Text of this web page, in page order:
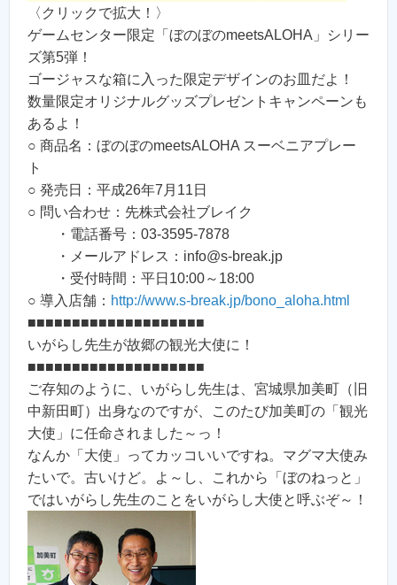
〈クリックで拡大！〉
ゲームセンター限定「ぼのぼのmeetsALOHA」シリー
ズ第5弾！
ゴージャスな箱に入った限定デザインのお皿だよ！
数量限定オリジナルグッズプレゼントキャンペーンも
あるよ！
○ 商品名：ぼのぼのmeetsALOHA スーベニアプレー
ト
○ 発売日：平成26年7月11日
○ 問い合わせ：先株式会社ブレイク
・電話番号：03-3595-7878
・メールアドレス：info@s-break.jp
・受付時間：平日10:00～18:00
○ 導入店舗： http://www.s-break.jp/bono_aloha.html
■■■■■■■■■■■■■■■■■■■■
いがらし先生が故郷の観光大使に！
■■■■■■■■■■■■■■■■■■■■
ご存知のように、いがらし先生は、宮城県加美町（旧
中新田町）出身なのですが、このたび加美町の「観光
大使」に任命されました～っ！
なんか「大使」ってカッコいいですね。マグマ大使み
たいで。古いけど。よ～し、これから「ぼのねっと」
ではいがらし先生のことをいがらし大使と呼ぶぞ～！